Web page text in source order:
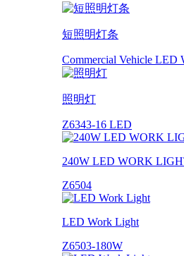
短照明灯条
Commercial Vehicle LED
照明灯
Z6343-16 LED
240W LED WORK
Z6504
LED Work Light
Z6503-180W